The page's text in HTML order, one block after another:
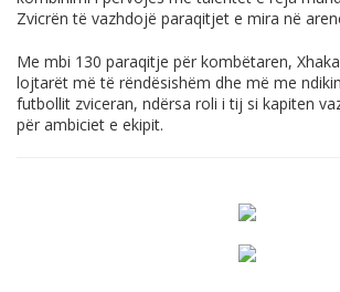
Zvicrën të vazhdojë paraqitjet e mira në
Me mbi 130 paraqitje për kombëtaren,
lojtarët më të rëndësishëm dhe më me
futbollit zviceran, ndërsa roli i tij si kapiten
për ambiciet e ekipit.